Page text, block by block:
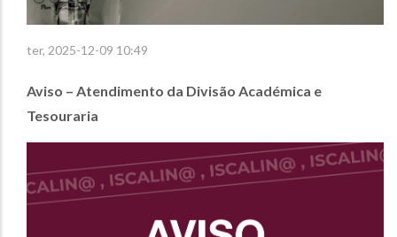
ter, 2025-12-09 10:49
Aviso – Atendimento da Divisão Académica e
Tesouraria